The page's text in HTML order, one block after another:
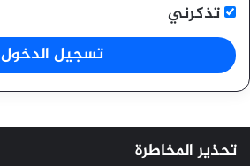
تذكرني
تسجيل الدخول
تحذير المخاطرة